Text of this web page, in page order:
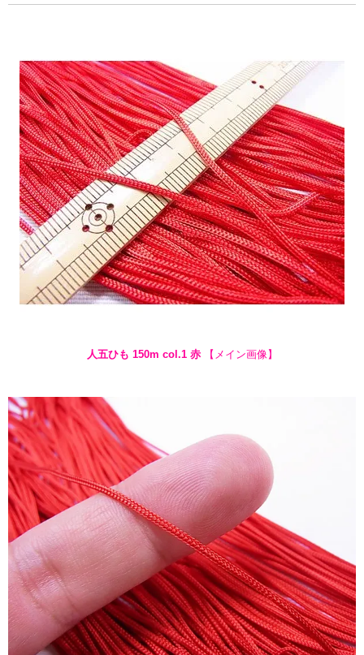
人五ひも 150m col.1 赤【メイン画像】